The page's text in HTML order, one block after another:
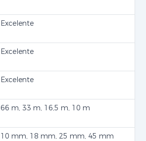
Excelente
Excelente
Excelente
66 m, 33 m, 16,5 m, 10 m
10 mm, 18 mm, 25 mm, 45 mm